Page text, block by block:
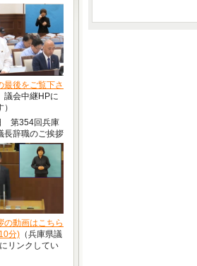
後をご覧下さ
議会中継HPに
第354回兵庫
辞職のご挨拶
の動画はこちら
分) （兵庫県議
リンクしてい